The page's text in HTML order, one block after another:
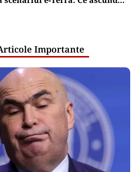
Importante